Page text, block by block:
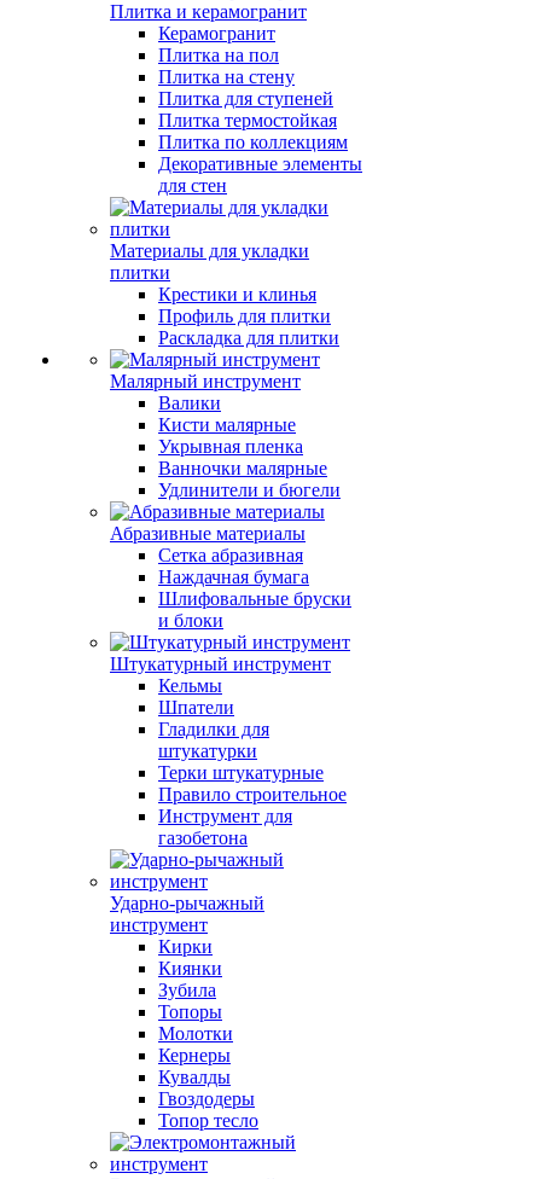
Плитка и керамогранит
Керамогранит
Плитка на пол
Плитка на стену
Плитка для ступеней
Плитка термостойкая
Плитка по коллекциям
Декоративные элементы
для стен
Материалы для укладки
плитки
Крестики и клинья
Профиль для плитки
Раскладка для плитки
Малярный инструмент
Валики
Кисти малярные
Укрывная пленка
Ванночки малярные
Удлинители и бюгели
Абразивные материалы
Сетка абразивная
Наждачная бумага
Шлифовальные бруски
и блоки
Штукатурный инструмент
Кельмы
Шпатели
Гладилки для
штукатурки
Терки штукатурные
Правило строительное
Инструмент для
газобетона
Ударно-рычажный
инструмент
Кирки
Киянки
Зубила
Топоры
Молотки
Кернеры
Кувалды
Гвоздодеры
Топор тесло